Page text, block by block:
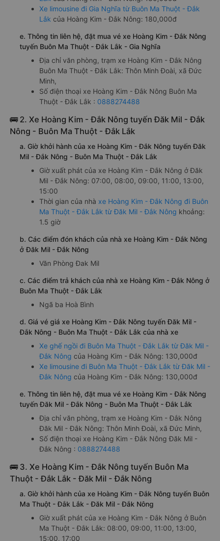
Xe limousine đi Gia Nghĩa từ Buôn Ma Thuột - Đắk
Lắk của Hoàng Kim - Đắk Nông: 180,000đ
e. Thông tin liên hệ, đặt mua vé xe Hoàng Kim - Đắk Nông
tuyến Buôn Ma Thuột - Đắk Lắk - Gia Nghĩa
Địa chỉ văn phòng, trạm xe Hoàng Kim - Đắk Nông
Buôn Ma Thuột - Đắk Lắk: Thôn Minh Đoài, xã Đức
Minh,
Số điện thoại xe Hoàng Kim - Đắk Nông Buôn Ma
Thuột - Đắk Lắk : 0888274488
🚌 2. Xe Hoàng Kim - Đắk Nông tuyến Đăk Mil - Đắk
Nông - Buôn Ma Thuột - Đắk Lắk
a. Giờ khởi hành của xe Hoàng Kim - Đắk Nông tuyến Đăk
Mil - Đắk Nông - Buôn Ma Thuột - Đắk Lắk
Giờ xuất phát của xe Hoàng Kim - Đắk Nông ở Đăk
Mil - Đắk Nông: 07:00, 08:00, 09:00, 11:00, 13:00,
15:00
Thời gian của nhà xe Hoàng Kim - Đắk Nông đi Buôn
Ma Thuột - Đắk Lắk từ Đăk Mil - Đắk Nông khoảng:
1.5 giờ
b. Các điểm đón khách của nhà xe Hoàng Kim - Đắk Nông
ở Đăk Mil - Đắk Nông
Văn Phòng Đak Mil
c. Các điểm trả khách của nhà xe Hoàng Kim - Đắk Nông ở
Buôn Ma Thuột - Đắk Lắk
Ngã ba Hoà Bình
d. Giá vé giá xe Hoàng Kim - Đắk Nông tuyến Đăk Mil -
Đắk Nông - Buôn Ma Thuột - Đắk Lắk của nhà xe
Xe ghế ngồi đi Buôn Ma Thuột - Đắk Lắk từ Đăk Mil -
Đắk Nông của Hoàng Kim - Đắk Nông: 130,000đ
Xe limousine đi Buôn Ma Thuột - Đắk Lắk từ Đăk Mil -
Đắk Nông của Hoàng Kim - Đắk Nông: 130,000đ
e. Thông tin liên hệ, đặt mua vé xe Hoàng Kim - Đắk Nông
tuyến Đăk Mil - Đắk Nông - Buôn Ma Thuột - Đắk Lắk
Địa chỉ văn phòng, trạm xe Hoàng Kim - Đắk Nông
Đăk Mil - Đắk Nông: Thôn Minh Đoài, xã Đức Minh,
Số điện thoại xe Hoàng Kim - Đắk Nông Đăk Mil -
Đắk Nông : 0888274488
🚌 3. Xe Hoàng Kim - Đắk Nông tuyến Buôn Ma
Thuột - Đắk Lắk - Đăk Mil - Đắk Nông
a. Giờ khởi hành của xe Hoàng Kim - Đắk Nông tuyến Buôn
Ma Thuột - Đắk Lắk - Đăk Mil - Đắk Nông
Giờ xuất phát của xe Hoàng Kim - Đắk Nông ở Buôn
Ma Thuột - Đắk Lắk: 08:00, 09:00, 11:00, 13:00,
15:00, 17:00